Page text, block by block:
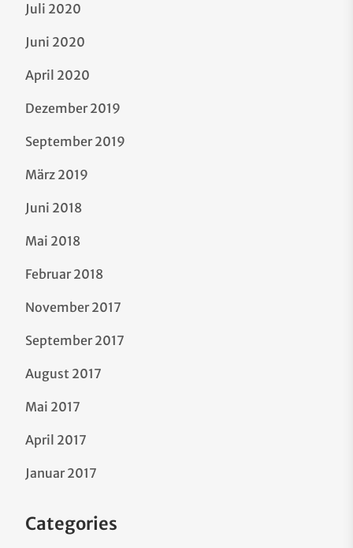
Juli 2020
Juni 2020
April 2020
Dezember 2019
September 2019
März 2019
Juni 2018
Mai 2018
Februar 2018
November 2017
September 2017
August 2017
Mai 2017
April 2017
Januar 2017
Categories